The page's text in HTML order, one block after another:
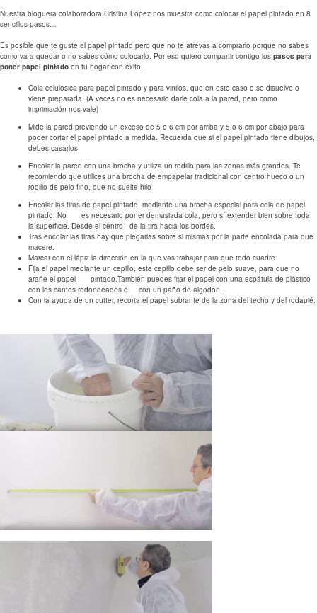
Nuestra bloguera colaboradora Cristina López nos muestra como colocar el papel pintado en 8
sencillos pasos…
Es posible que te guste el papel pintado pero que no te atrevas a comprarlo porque no sabes
cómo va a quedar o no sabes cómo colocarlo. Por eso quiero compartir contigo los pasos para
poner papel pintado en tu hogar con éxito.
Cola celulosica para papel pintado y para vinilos, que en este caso o se disuelve o
viene preparada. (A veces no es necesario darle cola a la pared, pero como
imprimación nos vale)
Mide la pared previendo un exceso de 5 o 6 cm por arriba y 5 o 6 cm por abajo para
poder cortar el papel pintado a medida. Recuerda que si el papel pintado tiene dibujos,
debes casarlos.
Encolar la pared con una brocha y utiliza un rodillo para las zonas más grandes. Te
recomiendo que utilices una brocha de empapelar tradicional con centro hueco o un
rodillo de pelo fino, que no suelte hilo
Encolar las tiras de papel pintado, mediante una brocha especial para cola de papel
pintado. No es necesario poner demasiada cola, pero sí extender bien sobre toda
la superficie. Desde el centro de la tira hacia los bordes.
Tras encolar las tiras hay que plegarlas sobre si mismas por la parte encolada para que
macere.
Marcar con el lápiz la dirección en la que vas trabajar para que todo cuadre.
Fija el papel mediante un cepillo, este cepillo debe ser de pelo suave, para que no
arañe el papel pintado.También puedes fijar el papel con una espátula de plástico
con los cantos redondeados o con un paño de algodón.
Con la ayuda de un cutter, recorta el papel sobrante de la zona del techo y del rodapié.